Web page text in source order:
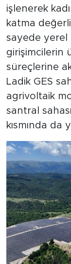
işlenerek
katma
sayede yerel
girişimcilerin
süreçlerine
Ladik GES
agrivoltaik
santral
kısmında da